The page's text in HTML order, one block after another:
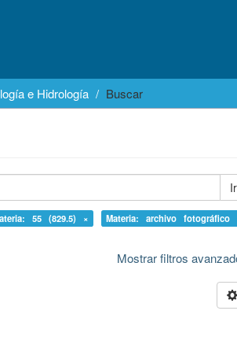
e Hidrología Buscar
Ir
55 (829.5) ×
Materia: archivo fotográfico
Mostrar filtros